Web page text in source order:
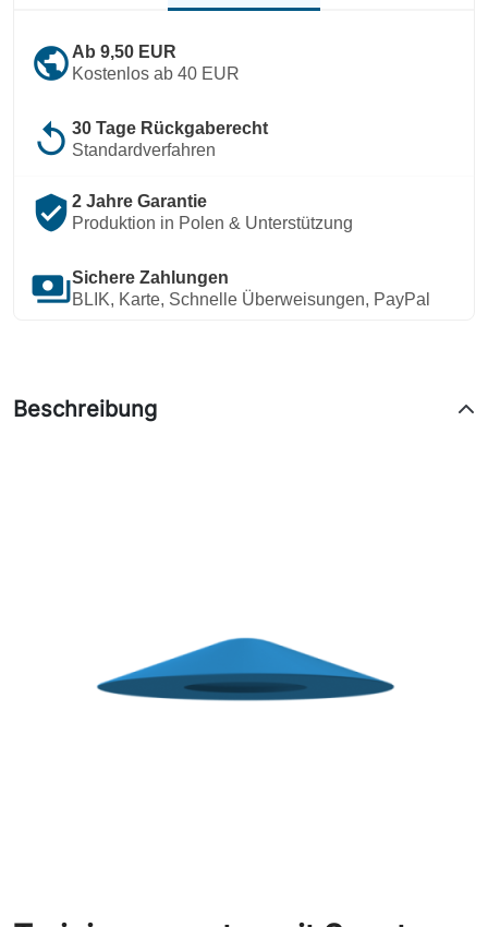
public Ab 9,50 EUR
Kostenlos ab 40 EUR
replay 30 Tage Rückgaberecht
Standardverfahren
verified_user 2 Jahre Garantie
Produktion in Polen & Unterstützung
paymentsSichere Zahlungen
BLIK, Karte, Schnelle Überweisungen, PayPal
Beschreibung